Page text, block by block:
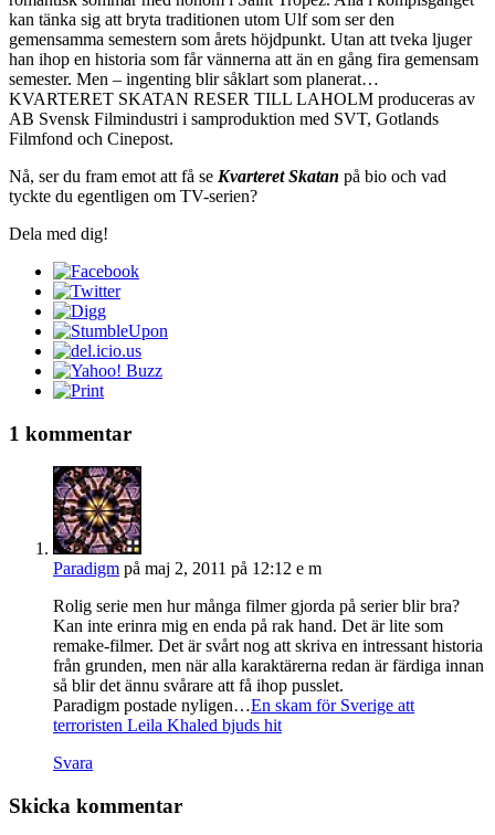
kan tänka sig att bryta traditionen utom Ulf som ser den
gemensamma semestern som årets höjdpunkt. Utan att tveka ljuger
han ihop en historia som får vännerna att än en gång fira gemensam
semester. Men – ingenting blir såklart som planerat…
KVARTERET SKATAN RESER TILL LAHOLM produceras av
AB Svensk Filmindustri i samproduktion med SVT, Gotlands
Filmfond och Cinepost.
Nå, ser du fram emot att få se Kvarteret Skatan på bio och vad
tyckte du egentligen om TV-serien?
Dela med dig!
1 kommentar
Paradigm på maj 2, 2011 på 12:12 e m
Rolig serie men hur många filmer gjorda på serier blir bra?
Kan inte erinra mig en enda på rak hand. Det är lite som
remake-filmer. Det är svårt nog att skriva en intressant historia
från grunden, men när alla karaktärerna redan är färdiga innan
så blir det ännu svårare att få ihop pusslet.
Paradigm postade nyligen…En skam för Sverige att
terroristen Leila Khaled bjuds hit
Svara
Skicka kommentar